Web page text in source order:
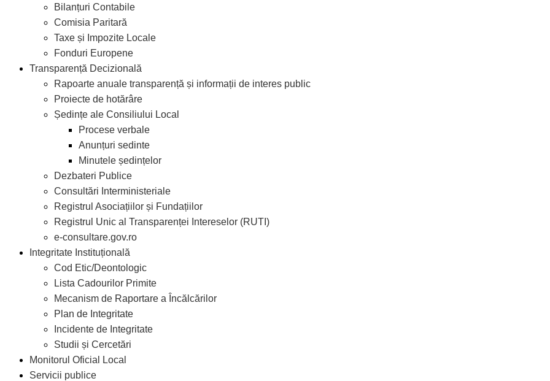
Bilanțuri Contabile
Comisia Paritară
Taxe și Impozite Locale
Fonduri Europene
Transparență Decizională
Rapoarte anuale transparență și informații de interes public
Proiecte de hotărâre
Ședințe ale Consiliului Local
Procese verbale
Anunțuri sedinte
Minutele ședințelor
Dezbateri Publice
Consultări Interministeriale
Registrul Asociațiilor și Fundațiilor
Registrul Unic al Transparenței Intereselor (RUTI)
e-consultare.gov.ro
Integritate Instituțională
Cod Etic/Deontologic
Lista Cadourilor Primite
Mecanism de Raportare a Încălcărilor
Plan de Integritate
Incidente de Integritate
Studii și Cercetări
Monitorul Oficial Local
Servicii publice